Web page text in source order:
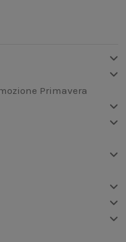
Primavera